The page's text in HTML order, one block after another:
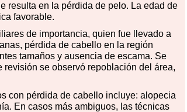
resulta en la pérdida de pelo. La edad de
favorable.
de importancia, quien fue llevado a
pérdida de cabello en la región
tamaños y ausencia de escama. Se
se observó repoblación del área,
con pérdida de cabello incluye: alopecia
En casos más ambiguos, las técnicas